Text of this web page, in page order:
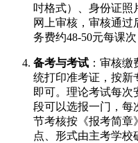
吋格式）、身份证照
网上审核，审核通
务费约48-50元每课
备考与考试 ：审核
统打印准考证，按新
即可。理论考试每次
段可以选报一门，每
节考核按《报考简章
点、形式由主考学校